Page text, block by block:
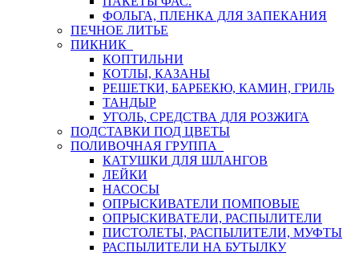
ФОЛЬГА, ПЛЕНКА ДЛЯ ЗАПЕКАНИЯ
ПЕЧНОЕ ЛИТЬЕ
ПИКНИК
КОПТИЛЬНИ
КОТЛЫ, КАЗАНЫ
РЕШЕТКИ, БАРБЕКЮ, КАМИН, ГРИЛЬ
ТАНДЫР
УГОЛЬ, СРЕДСТВА ДЛЯ РОЗЖИГА
ПОДСТАВКИ ПОД ЦВЕТЫ
ПОЛИВОЧНАЯ ГРУППА
КАТУШКИ ДЛЯ ШЛАНГОВ
ЛЕЙКИ
НАСОСЫ
ОПРЫСКИВАТЕЛИ ПОМПОВЫЕ
ОПРЫСКИВАТЕЛИ, РАСПЫЛИТЕЛИ
ПИСТОЛЕТЫ, РАСПЫЛИТЕЛИ, МУФТЫ
РАСПЫЛИТЕЛИ НА БУТЫЛКУ